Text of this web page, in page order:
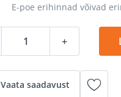
E-poe erihinnad võivad
+
Vaata saadavust